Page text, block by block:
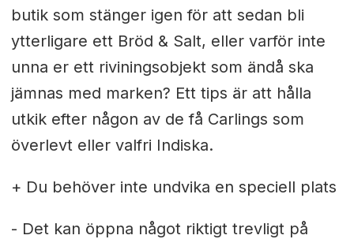
butik som stänger igen för att sedan bli
ytterligare ett Bröd & Salt, eller varför inte
unna er ett riviningsobjekt som ändå ska
jämnas med marken? Ett tips är att hålla
utkik efter någon av de få Carlings som
överlevt eller valfri Indiska.
+ Du behöver inte undvika en speciell plats
- Det kan öppna något riktigt trevligt på